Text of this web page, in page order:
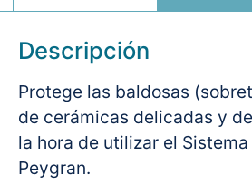
Descripción
Protege las baldosas
de cerámicas delicadas y
la hora de utilizar el
Peygran.